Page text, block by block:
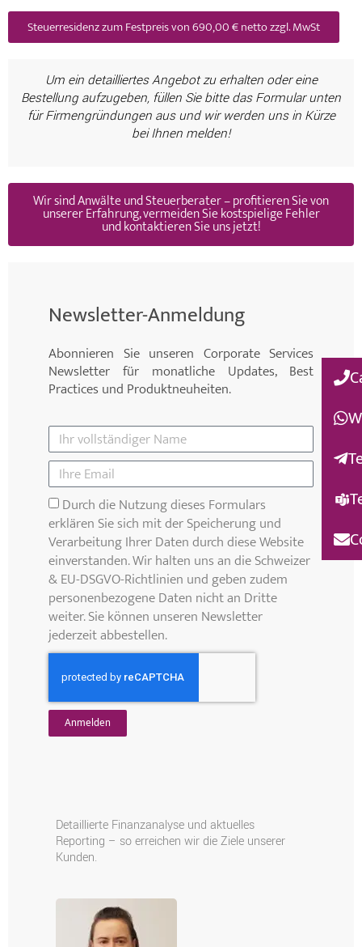
Steuerresidenz zum Festpreis von 690,00 € netto zzgl. MwSt
Um ein detailliertes Angebot zu erhalten oder eine
Bestellung aufzugeben, füllen Sie bitte das Formular unten
für Firmengründungen aus und wir werden uns in Kürze
bei Ihnen melden!
Wir sind Anwälte und Steuerberater – profitieren Sie von
unserer Erfahrung, vermeiden Sie kostspielige Fehler
und kontaktieren Sie uns jetzt!
Newsletter-Anmeldung
Abonnieren Sie unseren Corporate Services
Newsletter für monatliche Updates, Best
Practices und Produktneuheiten.
Durch die Nutzung dieses Formulars
erklären Sie sich mit der Speicherung und
Verarbeitung Ihrer Daten durch diese Website
einverstanden. Wir halten uns an die Schweizer
& EU-DSGVO-Richtlinien und geben zudem
personenbezogene Daten nicht an Dritte
weiter. Sie können unseren Newsletter
jederzeit abbestellen.
Anmelden
Detaillierte Finanzanalyse und aktuelles
Reporting – so erreichen wir die Ziele unserer
Kunden.